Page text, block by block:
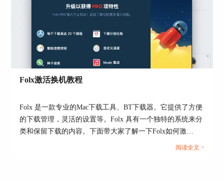
以上就是使用Folx种子下载器下载《我喜欢你》电
影版资源的全部过程。随着电视剧剧集的播出，后
续我们还可以使用Folx下载电视剧资源。如果需要
了解Folx的其他实用功能，欢迎前往
Folx中文网站
探索。
Folx激活换机教程
Folx 是一款专业的Mac下载工具、BT下载器。它提供了方便
的下载管理，灵活的设置等。Folx 具有一个独特的系统来分
类和保留下载的内容。下面带大家了解一下Folx如何激
阅读全文 >